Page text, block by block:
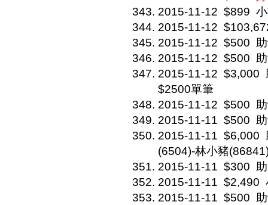
2015-11-12 $899
2015-11-12
2015-11-12 $500
2015-11-12 $500
2015-11-12 $3,000
$2500單筆
2015-11-12 $500
2015-11-11 $500
2015-11-11 $6,000
(6504)-林小豬
2015-11-11 $300
2015-11-11 $2,490
2015-11-11 $500